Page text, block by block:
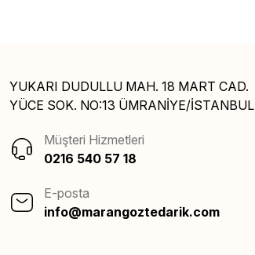
YUKARI DUDULLU MAH. 18 MART CAD.
YÜCE SOK. NO:13 ÜMRANİYE/İSTANBUL
Müşteri Hizmetleri
0216 540 57 18
E-posta
info@marangoztedarik.com